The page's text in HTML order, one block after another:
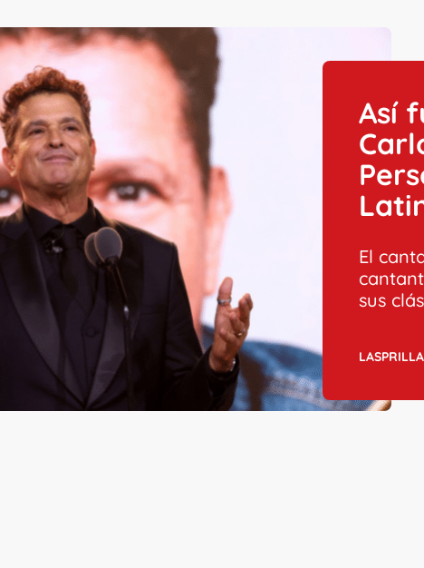
Así
El
sus
LASPRILLA